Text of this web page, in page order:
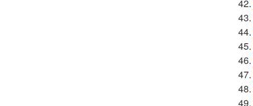
42.
43.
44.
45.
46.
47.
48.
49.